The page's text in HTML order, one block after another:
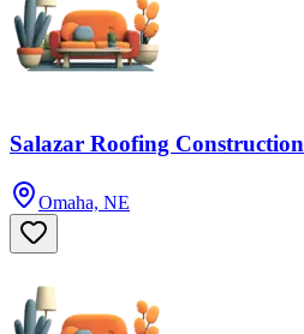
Salazar Roofing Construction
Omaha, NE